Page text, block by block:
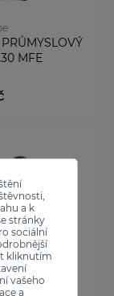
a k
stránky
sociální
kliknutím
vašeho
a
MFE